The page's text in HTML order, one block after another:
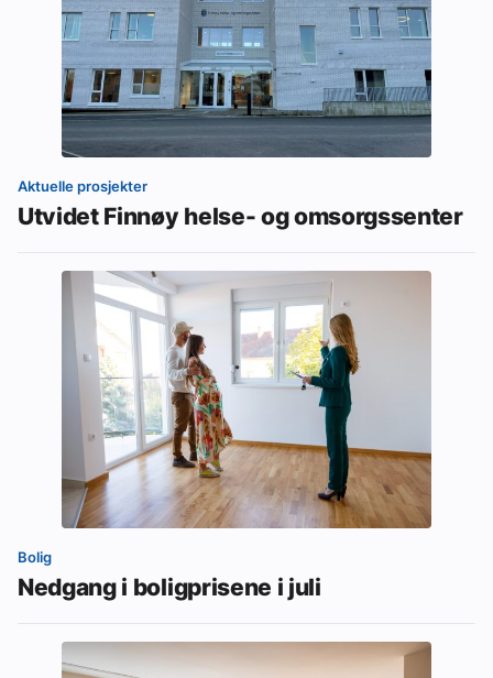
Aktuelle prosjekter
Utvidet Finnøy helse- og omsorgssenter
Bolig
Nedgang i boligprisene i juli